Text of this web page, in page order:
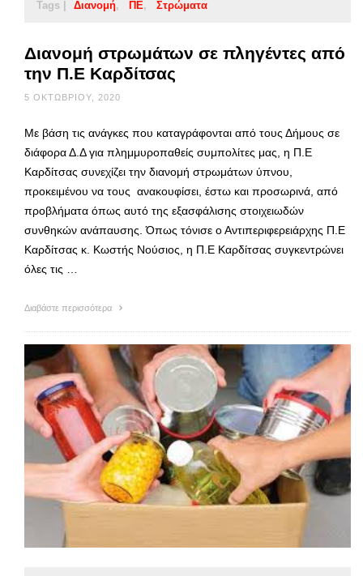
Tags | Διανομή ΠΕ Στρώματα
Διανομή στρωμάτων σε πληγέντες από
την Π.Ε Καρδίτσας
5 ΟΚΤΩΒΡΊΟΥ, 2020
Με βάση τις ανάγκες που καταγράφονται από τους Δήμους σε
διάφορα Δ.Δ για πλημμυροπαθείς συμπολίτες μας, η Π.Ε
Καρδίτσας συνεχίζει την διανομή στρωμάτων ύπνου,
προκειμένου να τους ανακουφίσει, έστω και προσωρινά, από
προβλήματα όπως αυτό της εξασφάλισης στοιχειωδών
συνθηκών ανάπαυσης. Όπως τόνισε ο Αντιπεριφερειάρχης Π.Ε
Καρδίτσας κ. Κωστής Νούσιος, η Π.Ε Καρδίτσας συγκεντρώνει
όλες τις …
Διαβάστε περισσότερα